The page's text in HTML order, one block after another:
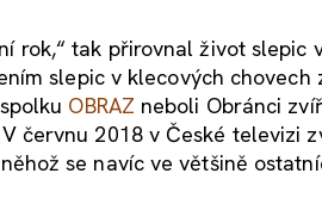
rok,“ tak přirovnal život slepic
slepic v klecových chovech
OBRAZ neboli Obránci
červnu 2018 v České televizi
se navíc ve většině